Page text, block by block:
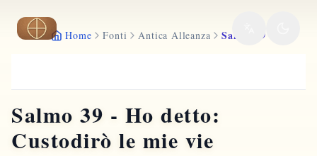
Vai al contenuto principale
Home Fonti Antica Alleanza Salmo 39
Salmo 39 - Ho detto:
Custodirò le mie vie